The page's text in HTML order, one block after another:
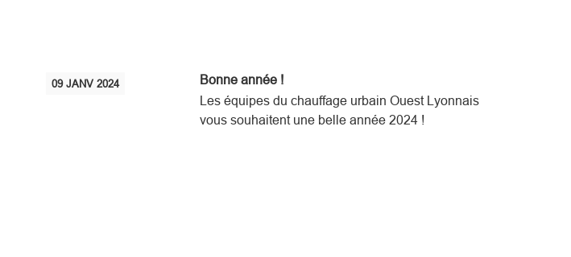
09JANV 2024
Bonne année !
Les équipes du chauffage urbain Ouest Lyonnais
vous souhaitent une belle année 2024 !